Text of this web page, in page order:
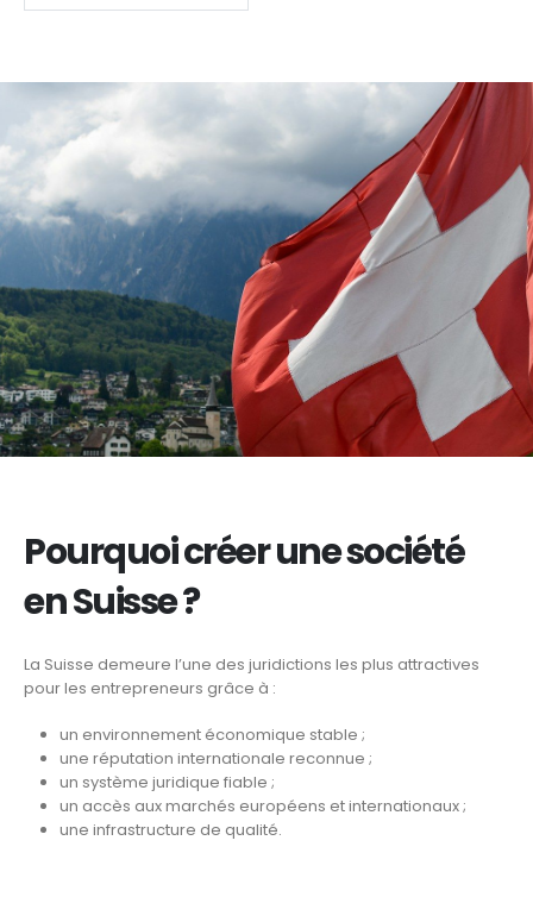
Pourquoi créer une société
en Suisse ?
La Suisse demeure l’une des juridictions les plus attractives
pour les entrepreneurs grâce à :
un environnement économique stable ;
une réputation internationale reconnue ;
un système juridique fiable ;
un accès aux marchés européens et internationaux ;
une infrastructure de qualité.